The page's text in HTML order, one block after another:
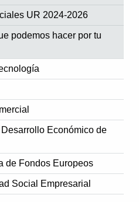
UR 2024-2026
podemos hacer por tu
Económico de
de Fondos Europeos
Social Empresarial